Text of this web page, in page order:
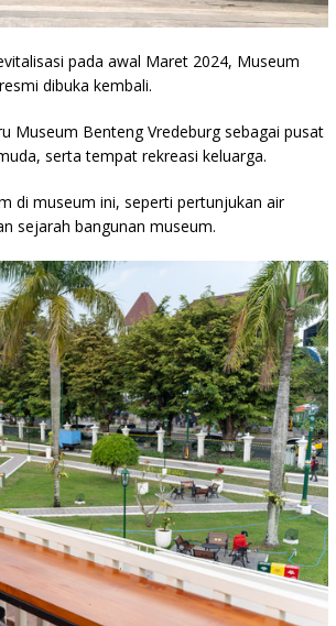
pada awal Maret 2024, Museum
dibuka kembali.
Museum Benteng Vredeburg sebagai pusat
serta tempat rekreasi keluarga.
di museum ini, seperti pertunjukan air
sejarah bangunan museum.